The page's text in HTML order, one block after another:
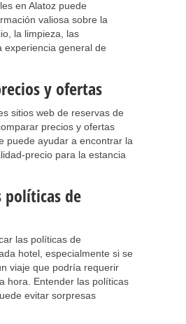
en Alatoz puede
valiosa sobre la
la limpieza, las
experiencia general de
y ofertas
sitios web de reservas de
precios y ofertas
puede ayudar a encontrar la
precio para la estancia
políticas de
las políticas de
hotel, especialmente si se
viaje que podría requerir
hora. Entender las políticas
evitar sorpresas